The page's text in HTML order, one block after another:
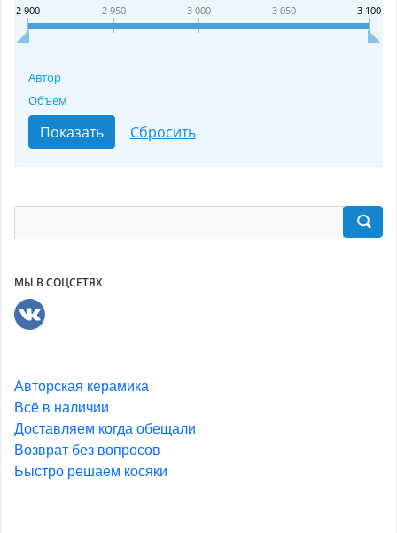
2 900 2 950 3 000 3 050 3 100
Автор
Объем
МЫ В СОЦСЕТЯХ
Авторская керамика
Всё в наличии
Доставляем когда обещали
Возврат без вопросов
Быстро решаем косяки